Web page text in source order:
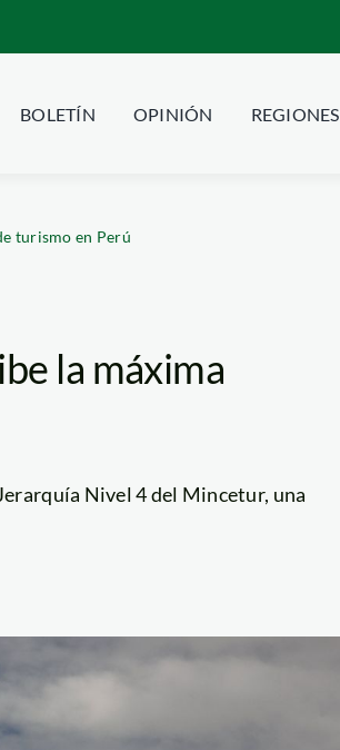
BOLETÍN OPINIÓN REGIONES
turismo en Perú
la máxima
Nivel 4 del Mincetur, una